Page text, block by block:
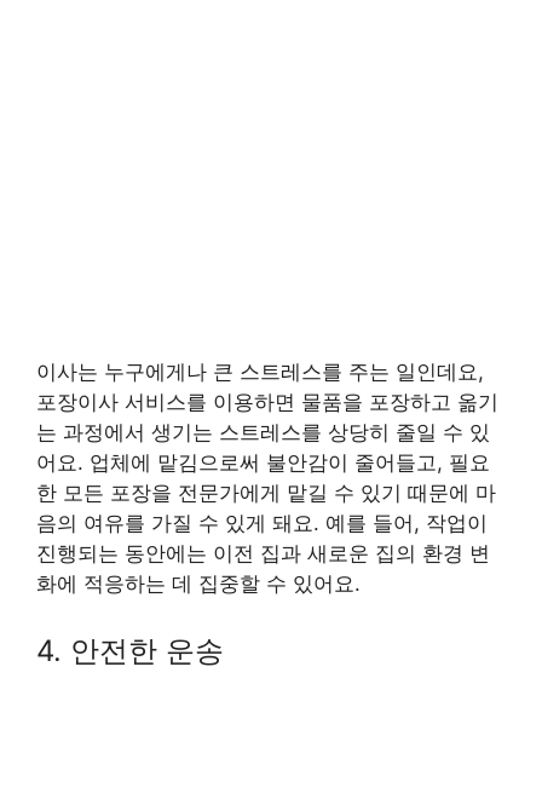
이사는 누구에게나 큰 스트레스를 주는 일인데요,
포장이사 서비스를 이용하면 물품을 포장하고 옮기
는 과정에서 생기는 스트레스를 상당히 줄일 수 있
어요. 업체에 맡김으로써 불안감이 줄어들고, 필요
한 모든 포장을 전문가에게 맡길 수 있기 때문에 마
음의 여유를 가질 수 있게 돼요. 예를 들어, 작업이
진행되는 동안에는 이전 집과 새로운 집의 환경 변
화에 적응하는 데 집중할 수 있어요.
4. 안전한 운송